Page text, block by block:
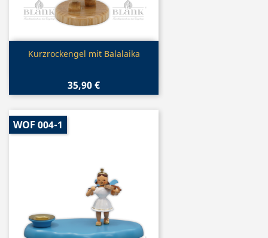
Vorschau
Kurzrockengel mit Balalaika
35,90 €
WOF 004-1